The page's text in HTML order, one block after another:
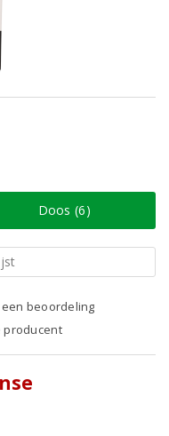
Doos (6)
beoordeling
producent